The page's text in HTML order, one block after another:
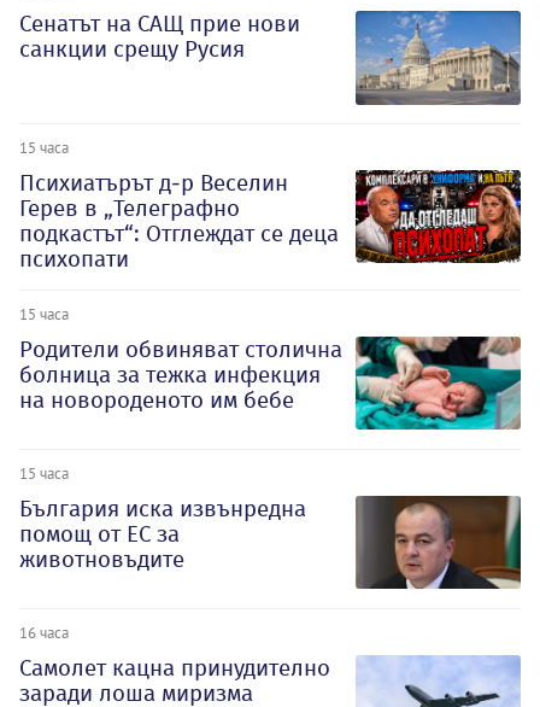
Сенатът на САЩ прие нови
санкции срещу Русия
15 часа
Психиатърът д-р Веселин
Герев в „Телеграфно
подкастът“: Отглеждат се деца
психопати
15 часа
Родители обвиняват столична
болница за тежка инфекция
на новороденото им бебе
15 часа
България иска извънредна
помощ от ЕС за
животновъдите
16 часа
Самолет кацна принудително
заради лоша миризма